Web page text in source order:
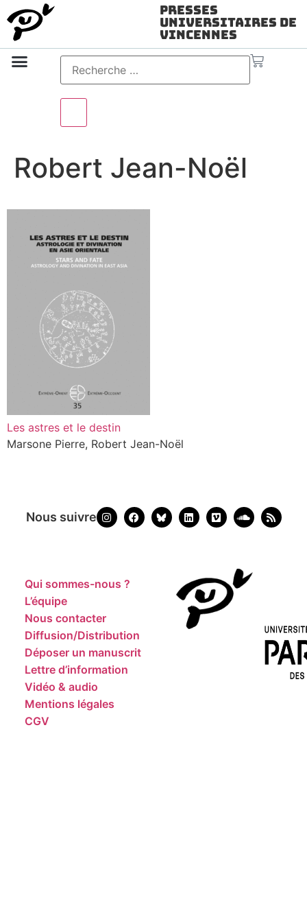
Presses
Universitaires de
Vincennes
Robert Jean-Noël
Les astres et le destin
Marsone Pierre, Robert Jean-Noël
Nous suivre
Qui sommes-nous ?
L’équipe
Nous contacter
Diffusion/Distribution
Déposer un manuscrit
Lettre d’information
Vidéo & audio
Mentions légales
CGV